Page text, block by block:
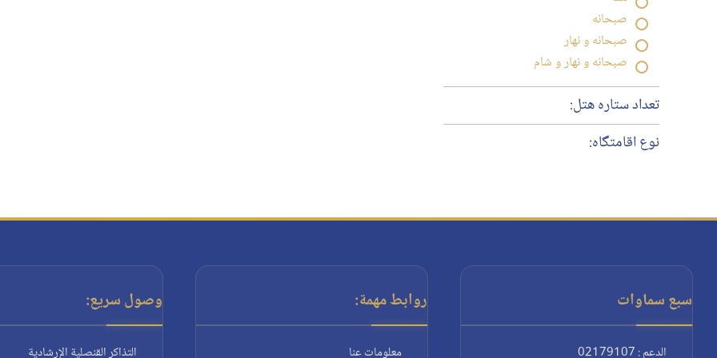
صبحانه
صبحانه و نهار
صبحانه و نهار و شام
تعداد ستاره هتل:
نوع اقامتگاه:
سبع سماوات
الدعم : 02179107
روابط مهمة:
معلومات عنا
وصول سريع:
التذاكر القنصلية الإرشادية